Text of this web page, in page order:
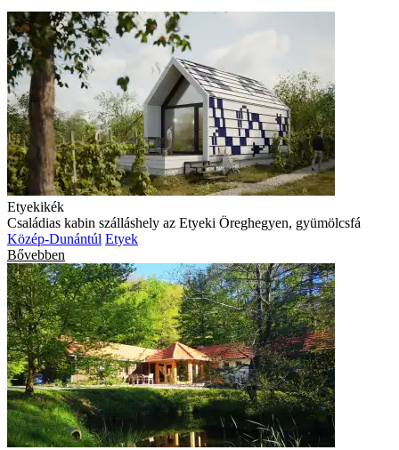
Etyekikék
Családias kabin szálláshely az Etyeki Öreghegyen, gyümölcsfá
Közép-Dunántúl Etyek
Bővebben